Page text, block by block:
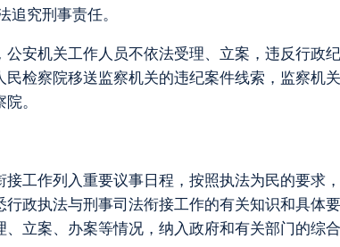
究刑事责任。
安机关工作人员不依法受理、立案，违反行政
检察院移送监察机关的违纪案件线索，监察机
。
工作列入重要议事日程，按照执法为民的要求
政执法与刑事司法衔接工作的有关知识和具体
立案、办案等情况，纳入政府和有关部门的综合